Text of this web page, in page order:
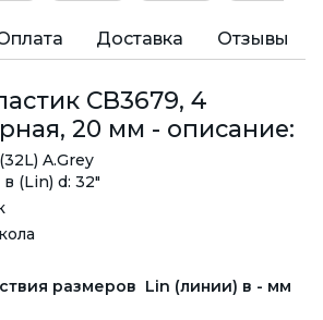
Доставка Отзывы
CB3679, 4
20 мм - описание:
A.Grey
(Lin) d: 32"
размеров Lin (линии) в - мм